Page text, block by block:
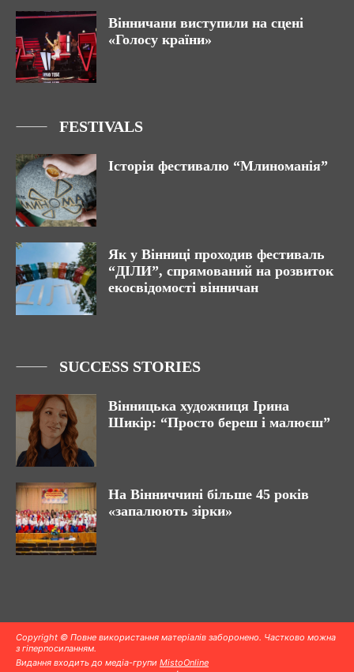
Вінничани виступили на сцені
«Голосу країни»
FESTIVALS
Історія фестивалю “Млиноманія”
Як у Вінниці проходив фестиваль
“ДІЛИ”, спрямований на розвиток
екосвідомості вінничан
SUCCESS STORIES
Вінницька художниця Ірина
Шикір: “Просто береш і малюєш”
На Вінниччині більше 45 років
«запалюють зірки»
Copyright © Повне використання матеріалів заборонено. Частково можна
з гіперпосиланням.
Видання входить до медіа-групи MistoOnline